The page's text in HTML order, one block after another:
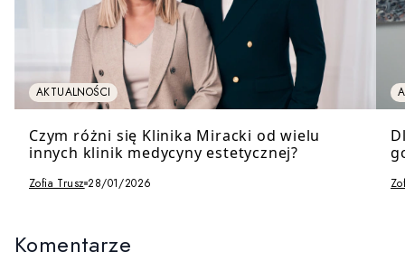
AKTUALNOŚCI
Czym różni się Klinika Miracki od wielu
innych klinik medycyny estetycznej?
Zofia Trusz 28/01/2026
Komentarze